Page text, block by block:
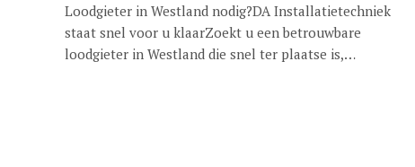
Loodgieter in Westland nodig?DA Installatietechniek
staat snel voor u klaarZoekt u een betrouwbare
loodgieter in Westland die snel ter plaatse is,…